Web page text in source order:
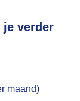
je verder
maand)
voor het